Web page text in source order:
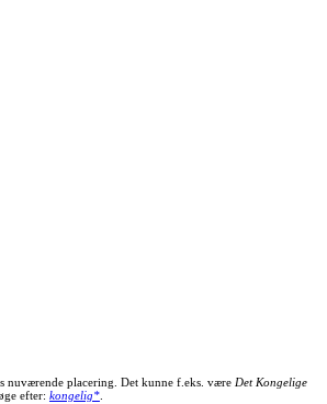
nuværende placering. Det kunne f.eks. være Det Kongelige
efter: kongelig*.